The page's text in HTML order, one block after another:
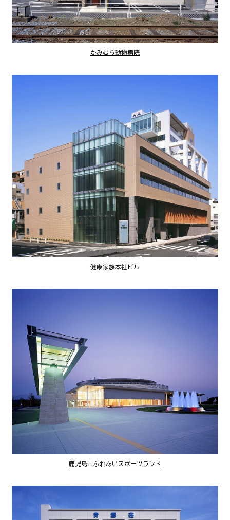
かみむら動物病院
健康家族本社ビル
鹿児島市ふれあいスポーツランド